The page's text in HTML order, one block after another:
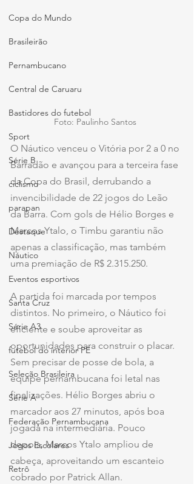
Copa do Mundo
Brasileirão
Pernambucano
Central de Caruaru
Bastidores do futebol
Sport
Série B
ciclismo
parapan
Destaque
Náutico
Eventos esportivos
Santa Cruz
Série A3
futebol do interior PE
Seleção Brasileira
Série A
Federação Pernambucana
Jogos Escolares
Retrô
Foto: Paulinho Santos
O Náutico venceu o Vitória por 2 a 0 no
Barradão e avançou para a terceira fase
da Copa do Brasil, derrubando a
invencibilidade de 22 jogos do Leão
da Barra. Com gols de Hélio Borges e
Marcos Ytalo, o Timbu garantiu não
apenas a classificação, mas também
uma premiação de R$ 2.315.250.
A partida foi marcada por tempos
distintos. No primeiro, o Náutico foi
eficiente e soube aproveitar as
oportunidades para construir o placar.
Sem precisar de posse de bola, a
equipe pernambucana foi letal nas
finalizações. Hélio Borges abriu o
marcador aos 27 minutos, após boa
jogada na intermediária. Pouco
depois, Marcos Ytalo ampliou de
cabeça, aproveitando um escanteio
cobrado por Patrick Allan.